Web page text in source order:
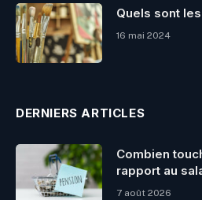
Quels sont
16 mai 2024
DERNIERS ARTICLES
Combien
rapport au
7 août 2026